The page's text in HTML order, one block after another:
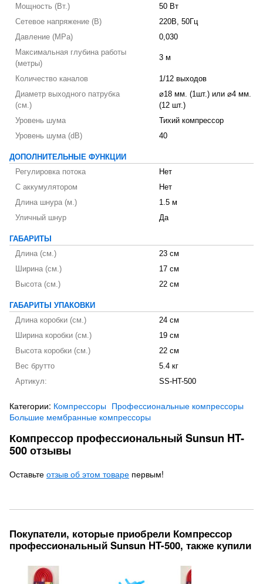
Мощность (Вт.)
50 Вт
Сетевое напряжение (В)
220В, 50Гц
Давление (MPa)
0,030
Максимальная глубина работы
(метры)
3 м
Количество каналов
1/12 выходов
Диаметр выходного патрубка
(см.)
⌀18 мм. (1шт.) или ⌀4 мм.
(12 шт.)
Уровень шума
Тихий компрессор
Уровень шума (dB)
40
ДОПОЛНИТЕЛЬНЫЕ ФУНКЦИИ
Регулировка потока
Нет
С аккумулятором
Нет
Длина шнура (м.)
1.5 м
Уличный шнур
Да
ГАБАРИТЫ
Длина (см.)
23 см
Ширина (см.)
17 см
Высота (см.)
22 см
ГАБАРИТЫ УПАКОВКИ
Длина коробки (см.)
24 см
Ширина коробки (см.)
19 см
Высота коробки (см.)
22 см
Вес брутто
5.4 кг
Артикул:
SS-HT-500
Категории: Компрессоры Профессиональные компрессоры
Большие мембранные компрессоры
Компрессор профессиональный Sunsun HT-
500 отзывы
Оставьте отзыв об этом товаре первым!
Покупатели, которые приобрели Компрессор
профессиональный Sunsun HT-500, также купили